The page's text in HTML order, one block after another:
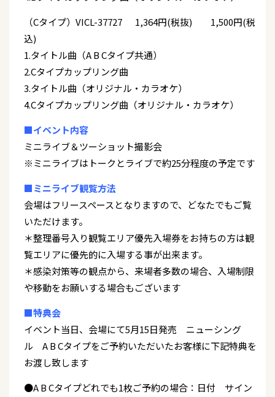
（Cタイプ）VICL-37727 1,364円(税抜) 1,500円(税
込)
1.タイトル曲（A B Cタイプ共通）
2.Cタイプカップリング曲
3.タイトル曲（オリジナル・カラオケ）
4.Cタイプカップリング曲（オリジナル・カラオケ）
■イベント内容
ミニライブ＆ツーショット撮影会
※ミニライブはトークとライブで約25分程度の予定です
■ミニライブ観覧方法
会場はフリースペースとなりますので、どなたでもご覧
いただけます。
＊整理番号入り観覧エリア優先入場券をお持ちの方は観
覧エリアに優先的に入場する事が出来ます。
＊感染対策等の観点から、来場者多数の場合、入場制限
や移動をお願いする場合もございます
■特典会
イベント当日、会場にて5月15日発売 ニューシング
ル A B Cタイプをご予約いただいたお客様に下記特典を
お渡し致します
●A B Cタイプどれでも1枚ご予約の場合：日付 サイン